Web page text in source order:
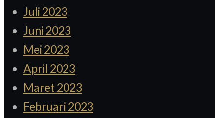
Juli 2023
Juni 2023
Mei 2023
April 2023
Maret 2023
Februari 2023